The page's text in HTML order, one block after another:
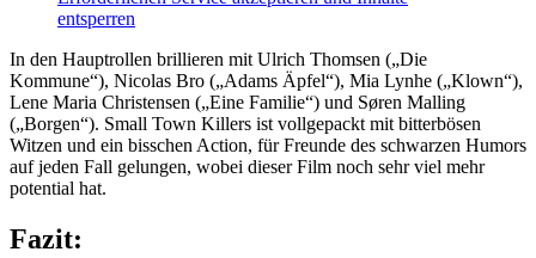
entsperren
In den Hauptrollen brillieren mit Ulrich Thomsen („Die
Kommune“), Nicolas Bro („Adams Äpfel“), Mia Lynhe („Klown“),
Lene Maria Christensen („Eine Familie“) und Søren Malling
(„Borgen“). Small Town Killers ist vollgepackt mit bitterbösen
Witzen und ein bisschen Action, für Freunde des schwarzen Humors
auf jeden Fall gelungen, wobei dieser Film noch sehr viel mehr
potential hat.
Fazit: